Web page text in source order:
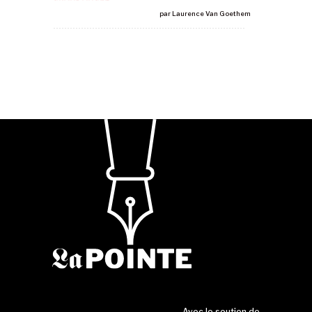
par Laurence Van Goethem